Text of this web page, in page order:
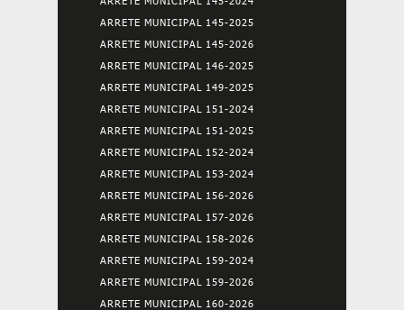
ARRETE MUNICIPAL 145-2025
ARRETE MUNICIPAL 145-2026
ARRETE MUNICIPAL 146-2025
ARRETE MUNICIPAL 149-2025
ARRETE MUNICIPAL 151-2024
ARRETE MUNICIPAL 151-2025
ARRETE MUNICIPAL 152-2024
ARRETE MUNICIPAL 153-2024
ARRETE MUNICIPAL 156-2026
ARRETE MUNICIPAL 157-2026
ARRETE MUNICIPAL 158-2026
ARRETE MUNICIPAL 159-2024
ARRETE MUNICIPAL 159-2026
ARRETE MUNICIPAL 160-2026